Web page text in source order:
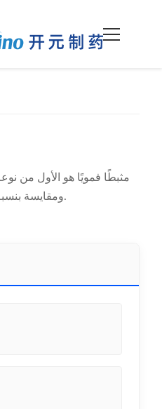
IDH2. متوفر بدرجات CP/EP، ومقايسة بنسبة 98%، ومدة صلاحية تبلغ عامين، ومواصفات مخصصة.